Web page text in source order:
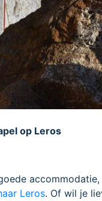
op Leros
accommodatie,
Leros. Of wil je